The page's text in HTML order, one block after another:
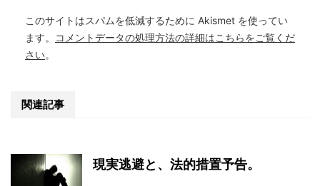
このサイトはスパムを低減するために Akismet を使ってい
ます。
コメントデータの処理方法の詳細はこちらをご覧くだ
さい。
関連記事
現実逃避と、法的措置予告。